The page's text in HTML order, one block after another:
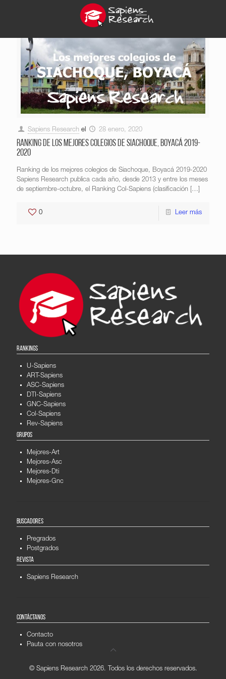
Sapiens Research el 28 enero, 2020
Ranking de los mejores colegios de Siachoque, Boyacá 2019-
2020
Ranking de los mejores colegios de Siachoque, Boyacá 2019-2020
Sapiens Research publica cada año, desde 2013 y entre los meses
de septiembre-octubre, el Ranking Col-Sapiens (clasificación […]
0 Leer más
RANKINGS
U-Sapiens
ART-Sapiens
ASC-Sapiens
DTI-Sapiens
GNC-Sapiens
Col-Sapiens
Rev-Sapiens
GRUPOS
Mejores-Art
Mejores-Asc
Mejores-Dti
Mejores-Gnc
BUSCADORES
Pregrados
Postgrados
REVISTA
Sapiens Research
CONTÁCTANOS
Contacto
Pauta con nosotros
© Sapiens Research 2026. Todos los derechos reservados.